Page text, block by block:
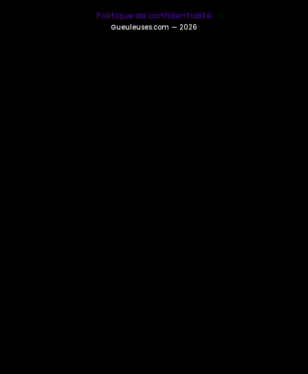
Politique de confidentialité
Gueuleuses.com — 2026